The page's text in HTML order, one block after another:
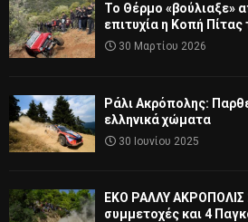
Το Θέρμο «βούλιαξε»
επιτυχία η Κοπή Πίτας
30 Μαρτίου 2026
Ράλι Ακρόπολης:
ελληνικά χώματα
30 Ιουνίου 2025
ΕΚΟ ΡΑΛΛΥ ΑΚΡΟΠΟΛΙΣ
συμμετοχές και 4